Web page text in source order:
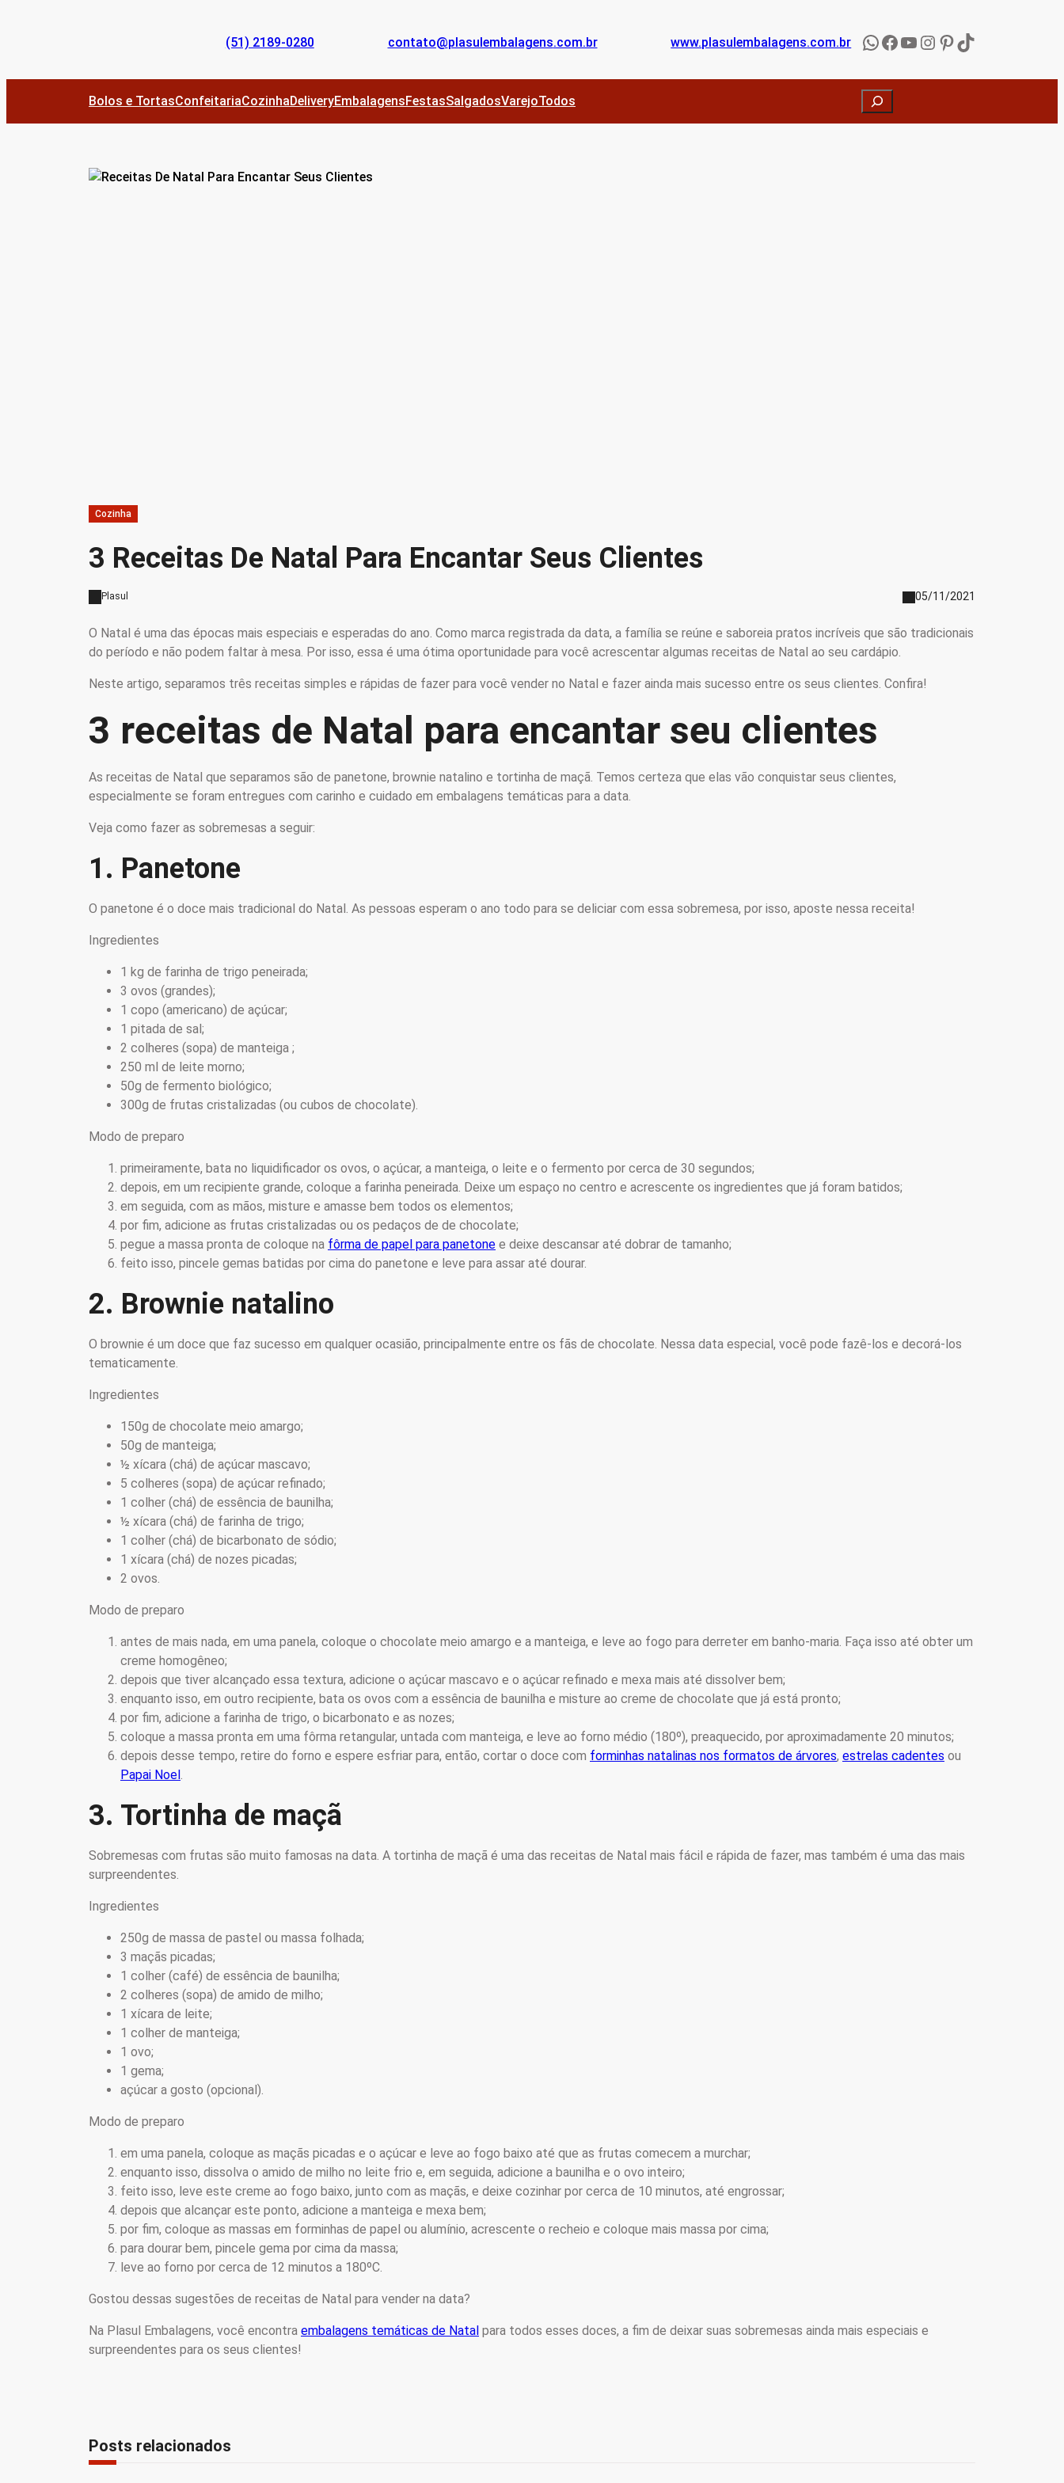
(51) 2189-0280 contato@plasulembalagens.com.br www.plasulembalagens.com.br WhatsApp
Facebook
YouTube
Instagram
Pinterest
TikTok
Bolos e TortasConfeitariaCozinhaDeliveryEmbalagensFestasSalgadosVarejoTodos Search
Cozinha
3 Receitas De Natal Para Encantar Seus Clientes
Plasul 05/11/2021
O Natal é uma das épocas mais especiais e esperadas do ano. Como marca registrada da data, a família se reúne e saboreia pratos incríveis que são tradicionais
do período e não podem faltar à mesa. Por isso, essa é uma ótima oportunidade para você acrescentar algumas receitas de Natal ao seu cardápio.
Neste artigo, separamos três receitas simples e rápidas de fazer para você vender no Natal e fazer ainda mais sucesso entre os seus clientes. Confira!
3 receitas de Natal para encantar seu clientes
As receitas de Natal que separamos são de panetone, brownie natalino e tortinha de maçã. Temos certeza que elas vão conquistar seus clientes,
especialmente se foram entregues com carinho e cuidado em embalagens temáticas para a data.
Veja como fazer as sobremesas a seguir:
1. Panetone
O panetone é o doce mais tradicional do Natal. As pessoas esperam o ano todo para se deliciar com essa sobremesa, por isso, aposte nessa receita!
Ingredientes
1 kg de farinha de trigo peneirada;
3 ovos (grandes);
1 copo (americano) de açúcar;
1 pitada de sal;
2 colheres (sopa) de manteiga ;
250 ml de leite morno;
50g de fermento biológico;
300g de frutas cristalizadas (ou cubos de chocolate).
Modo de preparo
primeiramente, bata no liquidificador os ovos, o açúcar, a manteiga, o leite e o fermento por cerca de 30 segundos;
depois, em um recipiente grande, coloque a farinha peneirada. Deixe um espaço no centro e acrescente os ingredientes que já foram batidos;
em seguida, com as mãos, misture e amasse bem todos os elementos;
por fim, adicione as frutas cristalizadas ou os pedaços de de chocolate;
pegue a massa pronta de coloque na fôrma de papel para panetone e deixe descansar até dobrar de tamanho;
feito isso, pincele gemas batidas por cima do panetone e leve para assar até dourar.
2. Brownie natalino
O brownie é um doce que faz sucesso em qualquer ocasião, principalmente entre os fãs de chocolate. Nessa data especial, você pode fazê-los e decorá-los
tematicamente.
Ingredientes
150g de chocolate meio amargo;
50g de manteiga;
½ xícara (chá) de açúcar mascavo;
5 colheres (sopa) de açúcar refinado;
1 colher (chá) de essência de baunilha;
½ xícara (chá) de farinha de trigo;
1 colher (chá) de bicarbonato de sódio;
1 xícara (chá) de nozes picadas;
2 ovos.
Modo de preparo
antes de mais nada, em uma panela, coloque o chocolate meio amargo e a manteiga, e leve ao fogo para derreter em banho-maria. Faça isso até obter um
creme homogêneo;
depois que tiver alcançado essa textura, adicione o açúcar mascavo e o açúcar refinado e mexa mais até dissolver bem;
enquanto isso, em outro recipiente, bata os ovos com a essência de baunilha e misture ao creme de chocolate que já está pronto;
por fim, adicione a farinha de trigo, o bicarbonato e as nozes;
coloque a massa pronta em uma fôrma retangular, untada com manteiga, e leve ao forno médio (180º), preaquecido, por aproximadamente 20 minutos;
depois desse tempo, retire do forno e espere esfriar para, então, cortar o doce com forminhas natalinas nos formatos de árvores, estrelas cadentes ou
Papai Noel.
3. Tortinha de maçã
Sobremesas com frutas são muito famosas na data. A tortinha de maçã é uma das receitas de Natal mais fácil e rápida de fazer, mas também é uma das mais
surpreendentes.
Ingredientes
250g de massa de pastel ou massa folhada;
3 maçãs picadas;
1 colher (café) de essência de baunilha;
2 colheres (sopa) de amido de milho;
1 xícara de leite;
1 colher de manteiga;
1 ovo;
1 gema;
açúcar a gosto (opcional).
Modo de preparo
em uma panela, coloque as maçãs picadas e o açúcar e leve ao fogo baixo até que as frutas comecem a murchar;
enquanto isso, dissolva o amido de milho no leite frio e, em seguida, adicione a baunilha e o ovo inteiro;
feito isso, leve este creme ao fogo baixo, junto com as maçãs, e deixe cozinhar por cerca de 10 minutos, até engrossar;
depois que alcançar este ponto, adicione a manteiga e mexa bem;
por fim, coloque as massas em forminhas de papel ou alumínio, acrescente o recheio e coloque mais massa por cima;
para dourar bem, pincele gema por cima da massa;
leve ao forno por cerca de 12 minutos a 180ºC.
Gostou dessas sugestões de receitas de Natal para vender na data?
Na Plasul Embalagens, você encontra embalagens temáticas de Natal para todos esses doces, a fim de deixar suas sobremesas ainda mais especiais e
surpreendentes para os seus clientes!
Posts relacionados